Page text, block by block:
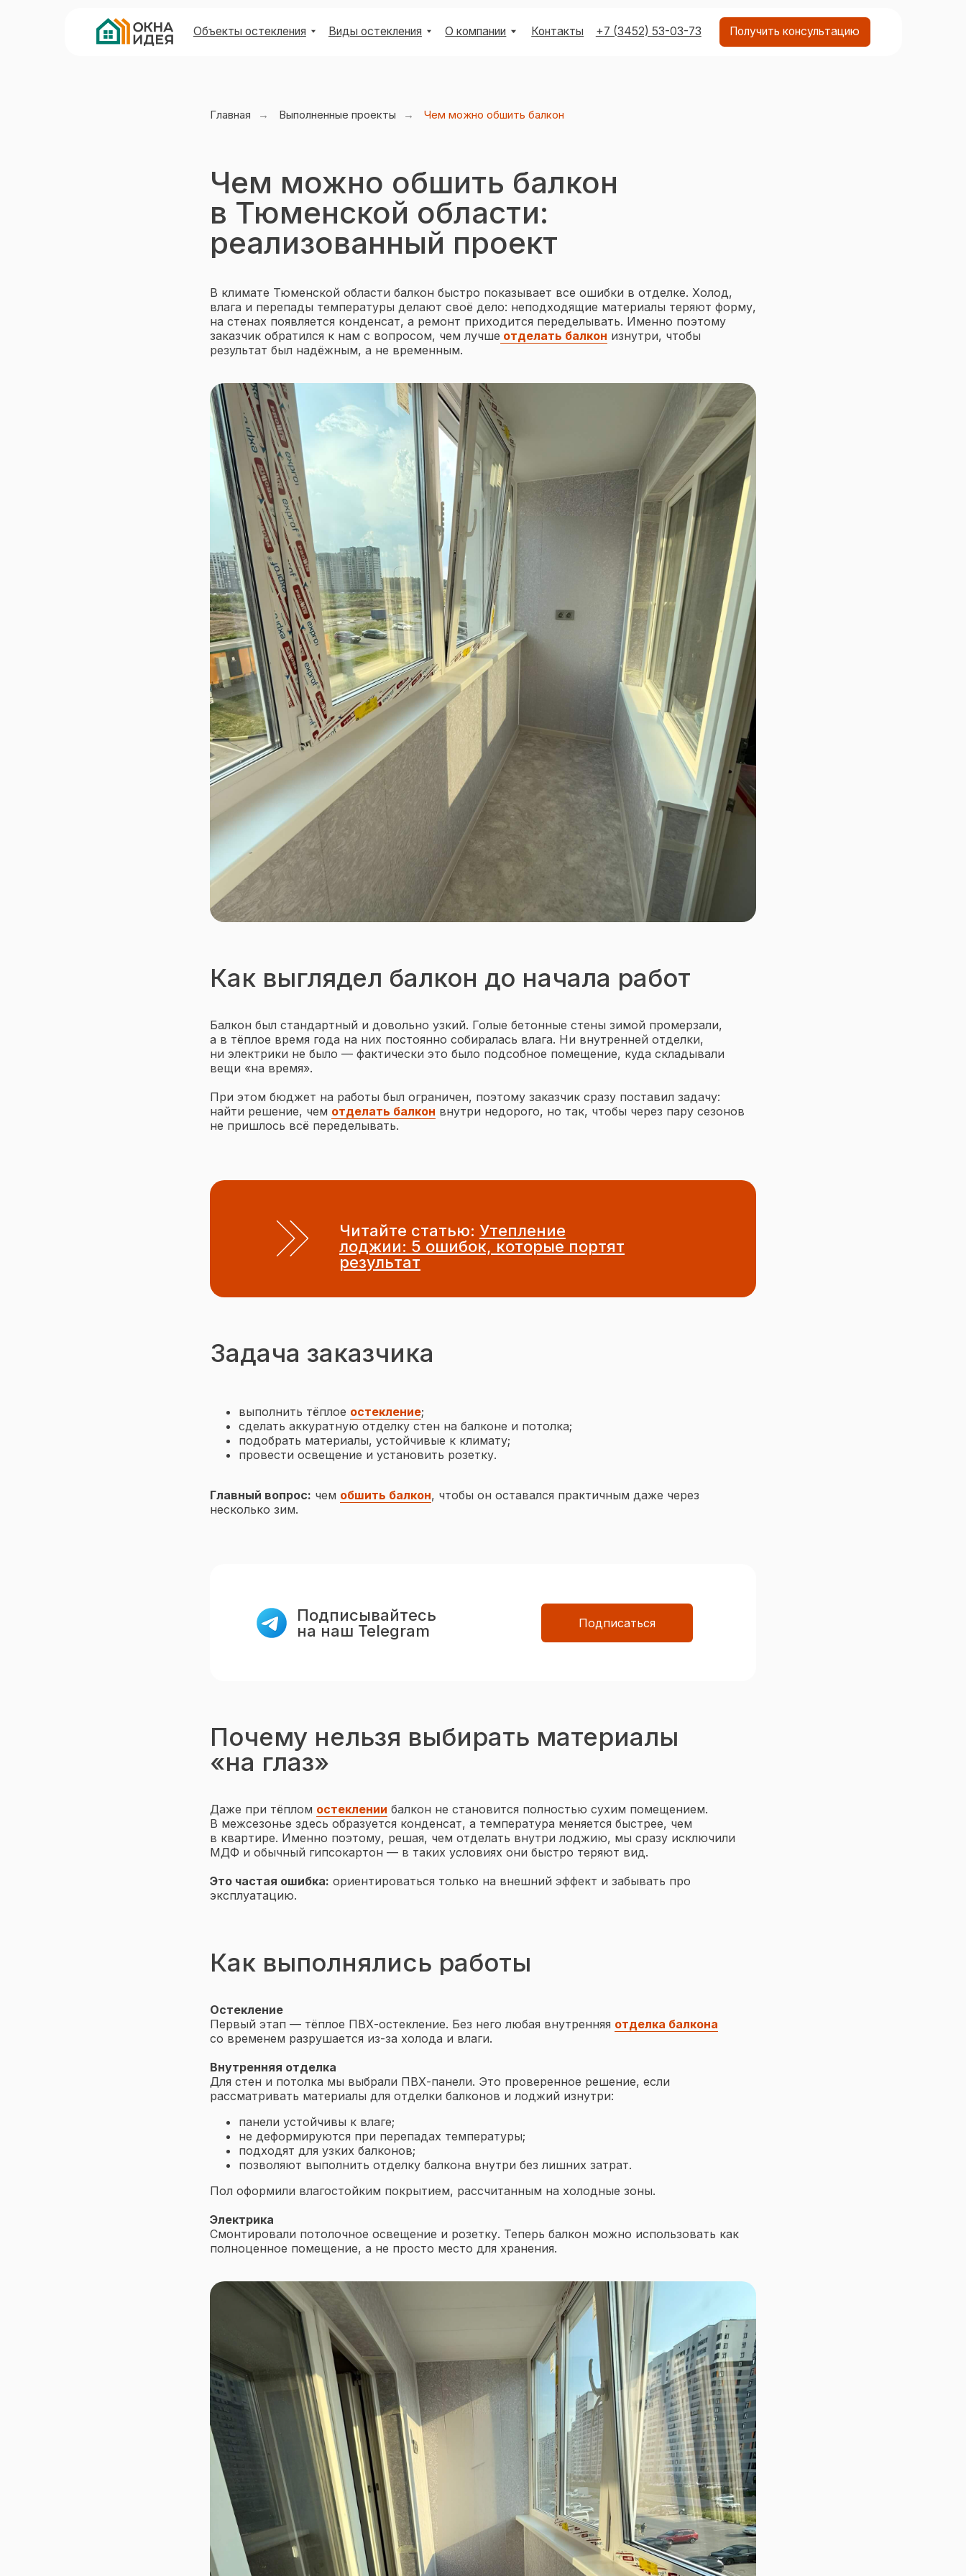
+7 (3452) 53-03-73
+7 (3452) 53-03-73
Объекты остекления Виды остекления О компании Контакты Получить консультацию
Главная → Выполненные проекты → Чем можно обшить балкон
Чем можно обшить балкон
в Тюменской области:
реализованный проект
В климате Тюменской области балкон быстро показывает все ошибки в отделке. Холод,
влага и перепады температуры делают своё дело: неподходящие материалы теряют форму,
на стенах появляется конденсат, а ремонт приходится переделывать. Именно поэтому
заказчик обратился к нам с вопросом, чем лучше отделать балкон изнутри, чтобы
результат был надёжным, а не временным.
Как выглядел балкон до начала работ
Балкон был стандартный и довольно узкий. Голые бетонные стены зимой промерзали,
а в тёплое время года на них постоянно собиралась влага. Ни внутренней отделки,
ни электрики не было — фактически это было подсобное помещение, куда складывали
вещи «на время».
При этом бюджет на работы был ограничен, поэтому заказчик сразу поставил задачу:
найти решение, чем отделать балкон внутри недорого, но так, чтобы через пару сезонов
не пришлось всё переделывать.
Читайте статью: Утепление
лоджии: 5 ошибок, которые портят
результат
Задача заказчика
выполнить тёплое остекление;
сделать аккуратную отделку стен на балконе и потолка;
подобрать материалы, устойчивые к климату;
провести освещение и установить розетку.
Главный вопрос: чем обшить балкон, чтобы он оставался практичным даже через
несколько зим.
Подписывайтесь
на наш Telegram
Подписаться
Почему нельзя выбирать материалы
«на глаз»
Даже при тёплом остеклении балкон не становится полностью сухим помещением.
В межсезонье здесь образуется конденсат, а температура меняется быстрее, чем
в квартире. Именно поэтому, решая, чем отделать внутри лоджию, мы сразу исключили
МДФ и обычный гипсокартон — в таких условиях они быстро теряют вид.
Это частая ошибка: ориентироваться только на внешний эффект и забывать про
эксплуатацию.
Как выполнялись работы
Остекление
Первый этап — тёплое ПВХ-остекление. Без него любая внутренняя отделка балкона
со временем разрушается из-за холода и влаги.
Внутренняя отделка
Для стен и потолка мы выбрали ПВХ-панели. Это проверенное решение, если
рассматривать материалы для отделки балконов и лоджий изнутри:
панели устойчивы к влаге;
не деформируются при перепадах температуры;
подходят для узких балконов;
позволяют выполнить отделку балкона внутри без лишних затрат.
Пол оформили влагостойким покрытием, рассчитанным на холодные зоны.
Электрика
Смонтировали потолочное освещение и розетку. Теперь балкон можно использовать как
полноценное помещение, а не просто место для хранения.